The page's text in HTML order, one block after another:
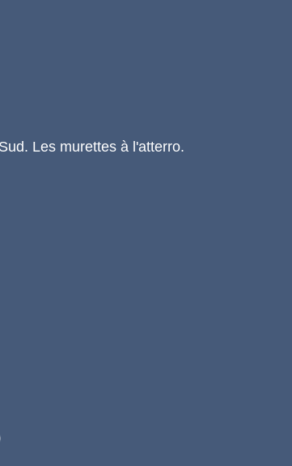
Les murettes à l'atterro.